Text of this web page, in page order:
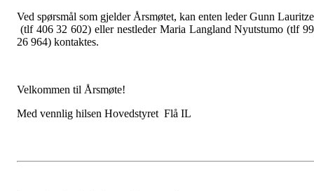
Ved spørsmål som gjelder Årsmøtet, kan enten leder Gunn
(tlf 406 32 602) eller nestleder Maria Langland Nyutstumo (tlf
26 964) kontaktes.
Velkommen til Årsmøte!
Med vennlig hilsen Hovedstyret Flå IL